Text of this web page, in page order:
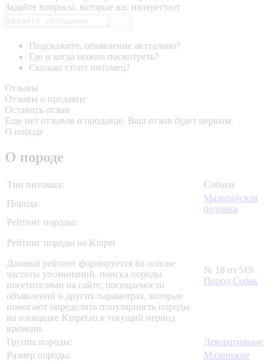
Задайте вопросы, которые вас интересуют
Подскажите, объявление актуально?
Где и когда можно посмотреть?
Сколько стоит питомец?
Отзывы
Отзывы о продавце
Оставить отзыв
Еще нет отзывов о продавце. Ваш отзыв будет первым.
О породе
О породе
Тип питомца:
Собаки
Порода:
Мальтийская
болонка
Рейтинг породы:
Рейтинг породы на Kinpet
Данный рейтинг формируется на основе
частоты упоминаний, поиска породы
посетителями на сайте, посещаемости
объявлений и других параметрах, которые
помогают определить популярность породы
на площадке Kinpet.ru в текущий период
времени.
№ 18 из 519
Пород Собак
Группа породы:
Декоративные
Размер породы:
Маленькие